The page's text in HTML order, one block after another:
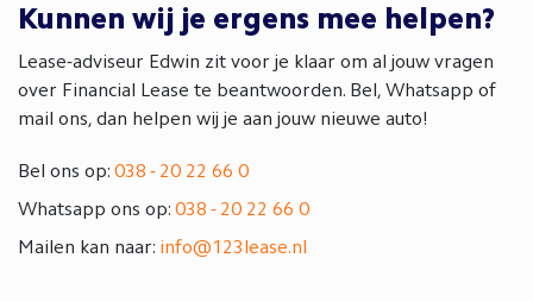
Kunnen wij je ergens mee helpen?
Lease-adviseur Edwin zit voor je klaar om al jouw vragen
over Financial Lease te beantwoorden. Bel, Whatsapp of
mail ons, dan helpen wij je aan jouw nieuwe auto!
Bel ons op: 038 - 20 22 66 0
Whatsapp ons op: 038 - 20 22 66 0
Mailen kan naar: info@123lease.nl